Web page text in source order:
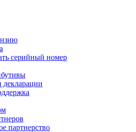
серийный номер
партнерство